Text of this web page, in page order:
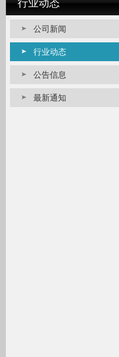
行业动态
公司新闻
行业动态
公告信息
最新通知